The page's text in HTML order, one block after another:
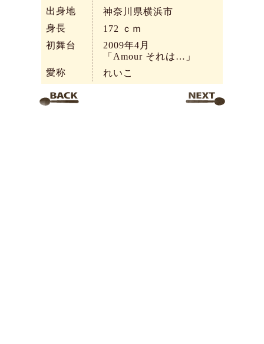
出身地
神奈川県横浜市
身長
172
ｃｍ
初舞台
2009年4月
「Amour それは…」
愛称
れいこ